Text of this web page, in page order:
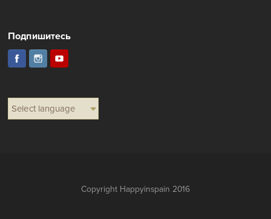
Подпишитесь
Select language
Copyright Happyinspain 2016